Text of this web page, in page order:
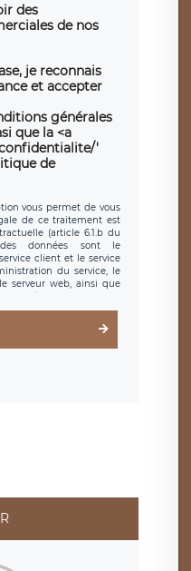
des
de nos
je reconnais
et accepter
générales
que la <a
'
de
vous permet de vous
de ce traitement est
(article 6.1.b du
des données sont le
client et le service
du service, le
serveur web, ainsi que
Le formulaire
serveur hébergé par
clauses de
. Les données collectées
en sollicite la
à l’adresse mail :
Vous avez
réclamation auprès